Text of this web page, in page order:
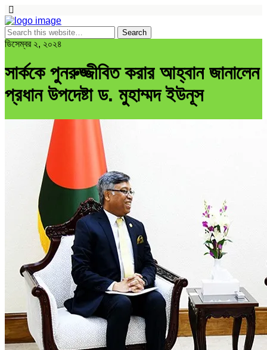
ডিসেম্বর ২, ২০২৪
সার্ককে পুনরুজ্জীবিত করার আহ্বান জানালেন
প্রধান উপদেষ্টা ড. মুহাম্মদ ইউনূস